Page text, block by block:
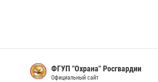
ФГУП "Охрана" Росгвардии
Официальный сайт